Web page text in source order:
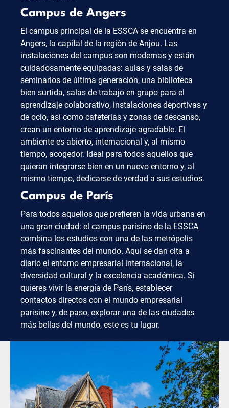
Campus de Angers
El campus principal de la ESSCA se encuentra en
Angers, la capital de la región de Anjou. Las
instalaciones del campus son modernas y están
cuidadosamente equipadas: aulas y salas de
seminarios de última generación, una biblioteca
bien surtida, salas de trabajo en grupo para el
aprendizaje colaborativo, instalaciones deportivas y
de ocio, así como cafeterías y zonas de descanso,
crean un entorno de aprendizaje agradable. El
ambiente es abierto, internacional y, al mismo
tiempo, acogedor. Ideal para todos aquellos que
quieran integrarse bien en un nuevo entorno y, al
mismo tiempo, dedicarse de verdad a sus estudios.
Campus de París
Para todos aquellos que prefieren la vida urbana en
una gran ciudad: el campus parisino de la ESSCA
combina los estudios con una de las metrópolis
más fascinantes del mundo. Aquí se dan cita a
diario el entorno empresarial internacional, la
diversidad cultural y la excelencia académica. Si
quieres vivir la energía de París, establecer
contactos directos con el mundo empresarial
parisino y, de paso, explorar una de las ciudades
más bellas del mundo, este es tu lugar.